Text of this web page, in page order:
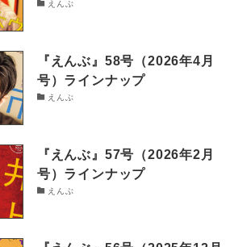
えんぶ
『えんぶ』58号（2026年4月
号）ラインナップ
えんぶ
『えんぶ』57号（2026年2月
号）ラインナップ
えんぶ